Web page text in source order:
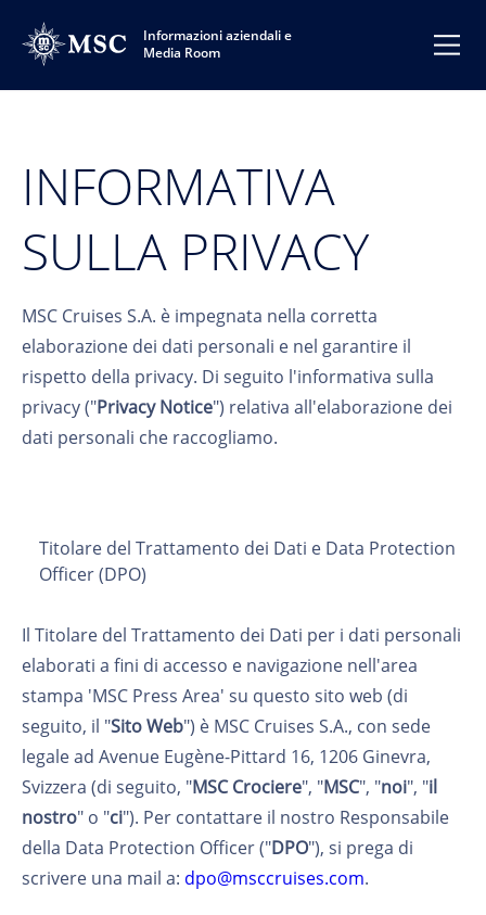
Informazioni aziendali e
Media Room
INFORMATIVA
SULLA PRIVACY
MSC Cruises S.A. è impegnata nella corretta
elaborazione dei dati personali e nel garantire il
rispetto della privacy. Di seguito l'informativa sulla
privacy ("Privacy Notice") relativa all'elaborazione dei
dati personali che raccogliamo.
Titolare del Trattamento dei Dati e Data Protection
Officer (DPO)
Il Titolare del Trattamento dei Dati per i dati personali
elaborati a fini di accesso e navigazione nell'area
stampa 'MSC Press Area' su questo sito web (di
seguito, il "Sito Web") è MSC Cruises S.A., con sede
legale ad Avenue Eugène-Pittard 16, 1206 Ginevra,
Svizzera (di seguito, "MSC Crociere", "MSC", "noi", "il
nostro" o "ci"). Per contattare il nostro Responsabile
della Data Protection Officer ("DPO"), si prega di
scrivere una mail a: dpo@msccruises.com.